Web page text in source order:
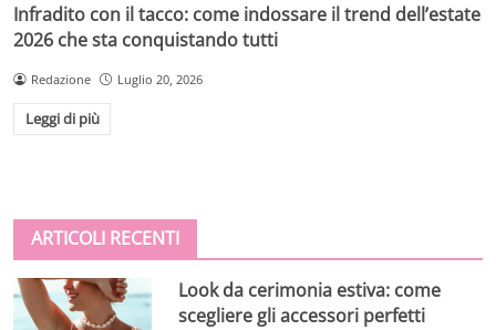
Infradito con il tacco: come indossare il trend dell’estate
2026 che sta conquistando tutti
Redazione Luglio 20, 2026
Leggi di più
ARTICOLI RECENTI
Look da cerimonia estiva: come
scegliere gli accessori perfetti